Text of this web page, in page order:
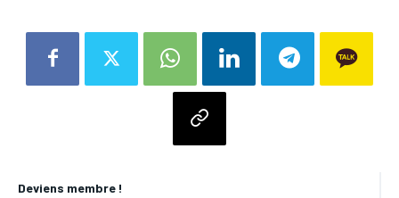
Deviens membre !